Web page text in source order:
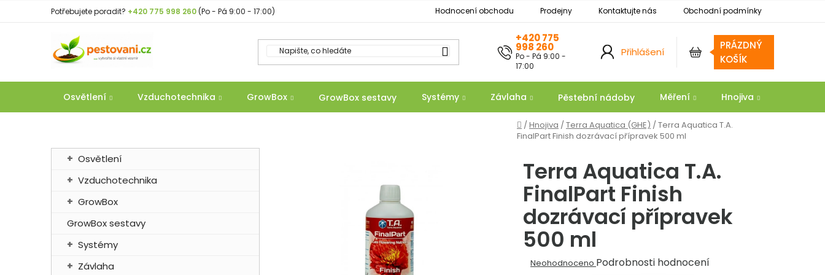
Potřebujete poradit? +420 775 998 260(Po - Pá 9:00 - 17:00) Hodnocení obchodu Prodejny Kontaktujte nás
Obchodní podmínky
+420 775
998 260
Po - Pá 9:00 -
17:00
Přihlášení
NÁKUPNÍ
KOŠÍK
PRÁZDNÝ
KOŠÍK
Osvětlení Vzduchotechnika GrowBox GrowBox sestavy Systémy Závlaha Pěstební nádoby Měření Hnojiva
Domů
/Hnojiva /Terra Aquatica (GHE) /Terra Aquatica T.A.
FinalPart Finish dozrávací přípravek 500 ml
PPřeskočitOsvětlení
Vzduchotechnika
GrowBox
GrowBox sestavy
Systémy
Závlaha
Terra Aquatica T.A.
FinalPart Finish
dozrávací přípravek
500 ml
Průměrné
Neohodnoceno Podrobnosti hodnocení